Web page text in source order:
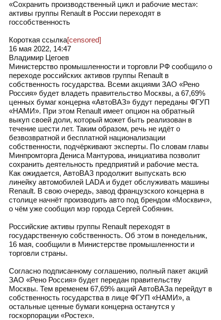
«Сохранить производственный цикл и рабочие места»:
активы группы Renault в России переходят в
госсобственность
Короткая ссылка[censored]
16 мая 2022, 14:47
Владимир Цегоев
Министерство промышленности и торговли РФ сообщило о
переходе российских активов группы Renault в
собственность государства. Всеми акциями ЗАО «Рено
Россия» будет владеть правительство Москвы, а 67,69%
ценных бумаг концерна «АвтоВАЗ» будут переданы ФГУП
«НАМИ». При этом Renault имеет опцион на обратный
выкуп своей доли, который может быть реализован в
течение шести лет. Таким образом, речь не идёт о
безвозвратной и бесплатной национализации
собственности, подчёркивают эксперты. По словам главы
Минпромторга Дениса Мантурова, инициатива позволит
сохранить деятельность предприятий и рабочие места.
Как ожидается, АвтоВАЗ продолжит выпускать всю
линейку автомобилей LADA и будет обслуживать машины
Renault. В свою очередь, завод французского концерна в
столице начнёт производить авто под брендом «Москвич»,
о чём уже сообщил мэр города Сергей Собянин.
Российские активы группы Renault переходят в
государственную собственность. Об этом в понедельник,
16 мая, сообщили в Министерстве промышленности и
торговли страны.
Согласно подписанному соглашению, полный пакет акций
ЗАО «Рено Россия» будет передан правительству
Москвы. Тем временем 67,69% акций АвтоВАЗа перейдут в
собственность государства в лице ФГУП «НАМИ», а
остальные ценные бумаги концерна останутся у
госкорпорации «Ростех».